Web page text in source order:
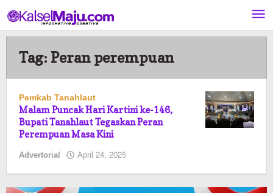
ke
konten
Tag: Peran perempuan
Pemkab Tanahlaut
Malam Puncak Hari Kartini ke-146,
Bupati Tanahlaut Tegaskan Peran
Perempuan Masa Kini
Advertorial April 24, 2025